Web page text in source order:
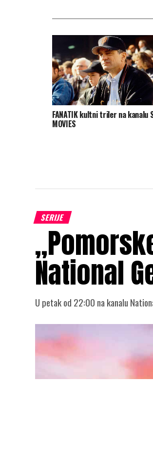
FANATIK kultni triler na kanalu
MOVIES
SERIJE
National
U petak od 22:00 na kanalu